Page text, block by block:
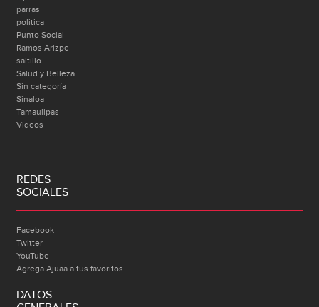
parras
politica
Punto Social
Ramos Arizpe
saltillo
Salud y Belleza
Sin categoría
Sinaloa
Tamaulipas
Videos
REDES
SOCIALES
Facebook
Twitter
YouTube
Agrega Ajuaa a tus favoritos
DATOS